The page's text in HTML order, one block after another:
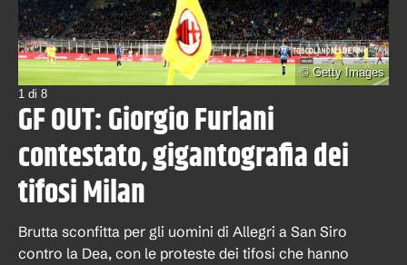
©Getty Images
1 di 8
GF OUT: Giorgio Furlani
contestato, gigantografia dei
tifosi Milan
Brutta sconfitta per gli uomini di Allegri a San Siro
contro la Dea, con le proteste dei tifosi che hanno